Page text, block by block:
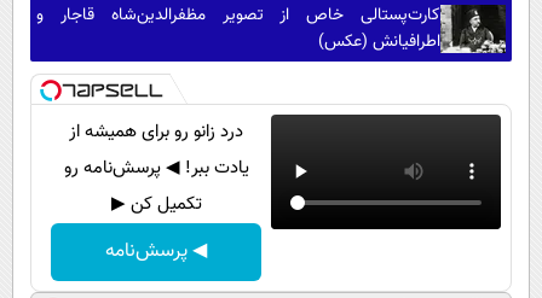
کارت‌پستالی خاص از تصویر مظفرالدین‌شاه قاجار و
اطرافیانش (عکس)
درد زانو رو برای همیشه از
یادت ببر! ◀ پرسش‌نامه رو
تکمیل کن ▶
◀ پرسش‌نامه